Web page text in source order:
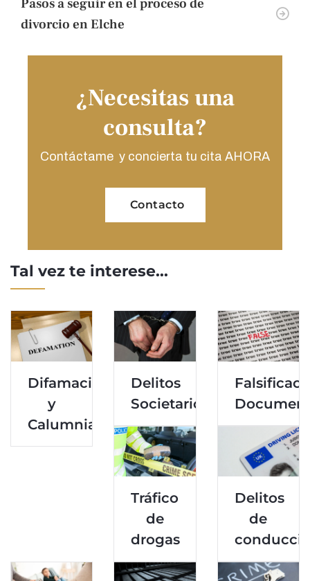
Pasos a seguir en el proceso de
divorcio en Elche
¿Necesitas una
consulta?
Contáctame y concierta tu cita AHORA
Contacto
Tal vez te interese...
Difamación
y
Calumnias
Delitos
Societarios
Tráfico
de
drogas
Delitos
de